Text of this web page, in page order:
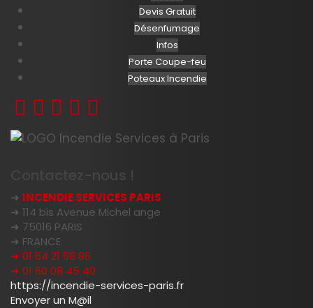
Devis Gratuit
Désenfumage
Infos
Porte Coupe-feu
Poteaux Incendie
Contactez-nous !
➜ INCENDIE SERVICES PARIS
➜ 114 bis Avenue Michel ange
➜ 75016 PARIS
➜ FRANCE
➜ 01 64 21 68 86
➜ 01 60 08 45 40
https://incendie-services-paris.fr
Envoyer un M@il